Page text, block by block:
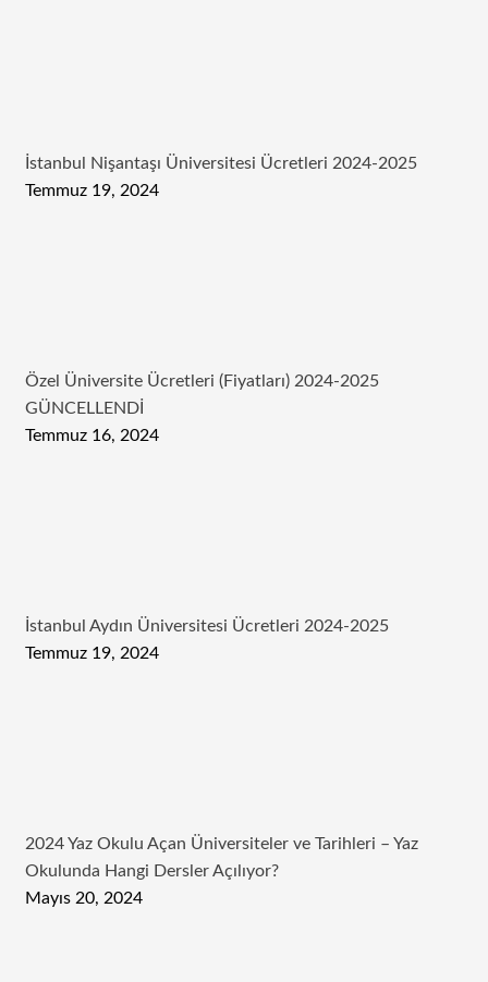
İstanbul Nişantaşı Üniversitesi Ücretleri 2024-2025
Temmuz 19, 2024
Özel Üniversite Ücretleri (Fiyatları) 2024-2025
GÜNCELLENDİ
Temmuz 16, 2024
İstanbul Aydın Üniversitesi Ücretleri 2024-2025
Temmuz 19, 2024
2024 Yaz Okulu Açan Üniversiteler ve Tarihleri – Yaz
Okulunda Hangi Dersler Açılıyor?
Mayıs 20, 2024